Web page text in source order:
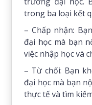
trong ba loại kết
– Chấp nhận:
đại học mà bạn
việc nhập học và
– Từ chối: Bạn
đại học mà bạn
thực tế và tìm